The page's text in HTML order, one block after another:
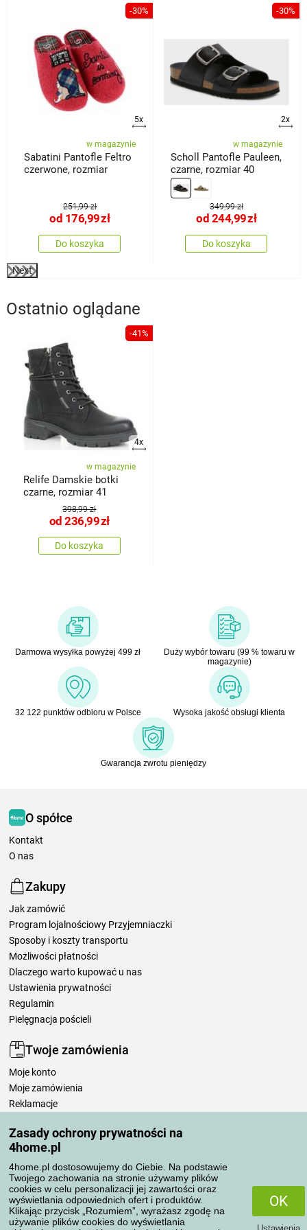
Zasady ochrony prywatności na
4home.pl
4home.pl dostosowujemy do Ciebie. Na podstawie
Twojego zachowania na stronie używamy plików
cookies w celu personalizacji jej zawartości oraz
wyświetlania odpowiednich ofert i produktów.
Klikając przycisk „Rozumiem”, wyrażasz zgodę na
używanie plików cookies do wyświetlania
OK
-30%
5x
w magazynie
Sabatini Pantofle Feltro
czerwone, rozmiar
251,99 zł
od 176,99zł
Do koszyka
-30%
2x
w magazynie
Scholl Pantofle Pauleen,
czarne, rozmiar 40
349,99 zł
od 244,99zł
Do koszyka
Next
Ostatnio oglądane
-41%
4x
w magazynie
Relife Damskie botki
czarne, rozmiar 41
398,99 zł
od 236,99zł
Do koszyka
Darmowa wysyłka powyżej 499 zł
Duży wybór towaru (99 % towaru w
magazynie)
32 122 punktów odbioru w Polsce Wysoka jakość obsługi klienta
Gwarancja zwrotu pieniędzy
O spółce
Kontakt
O nas
Zakupy
Jak zamówić
Program lojalnościowy Przyjemniaczki
Sposoby i koszty transportu
Możliwości płatności
Dlaczego warto kupować u nas
Ustawienia prywatności
Regulamin
Pielęgnacja pościeli
Twoje zamówienia
Moje konto
Moje zamówienia
Reklamacje
Zasady przetwarzania recenzji
Sposoby transportu
Metody płatności